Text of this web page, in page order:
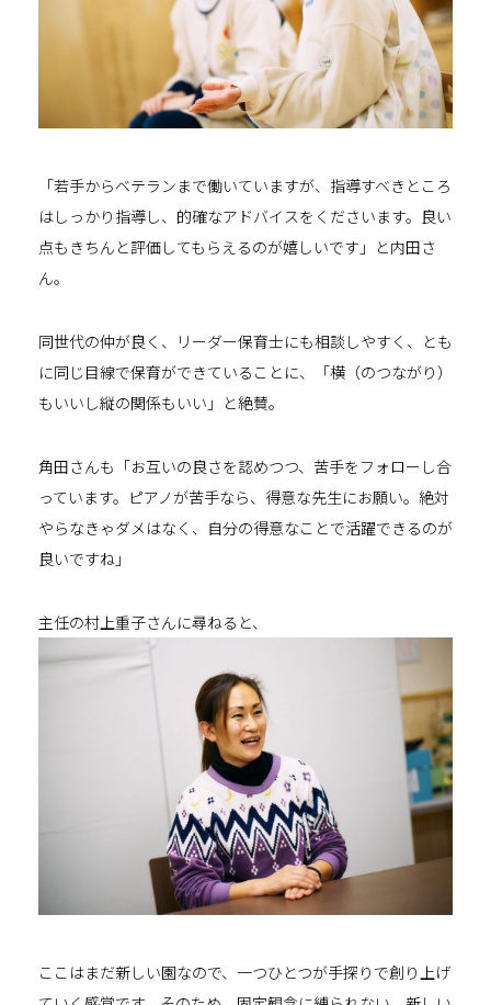
「若手からベテランまで働いていますが、指導すべきところ
はしっかり指導し、的確なアドバイスをくださいます。良い
点もきちんと評価してもらえるのが嬉しいです」と内田さ
ん。
同世代の仲が良く、リーダー保育士にも相談しやすく、とも
に同じ目線で保育ができていることに、「横（のつながり）
もいいし縦の関係もいい」と絶賛。
角田さんも「お互いの良さを認めつつ、苦手をフォローし合
っています。ピアノが苦手なら、得意な先生にお願い。絶対
やらなきゃダメはなく、自分の得意なことで活躍できるのが
良いですね」
主任の村上重子さんに尋ねると、
ここはまだ新しい園なので、一つひとつが手探りで創り上げ